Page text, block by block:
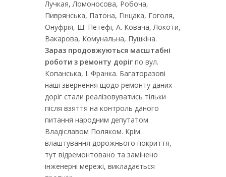
Лучкая, Ломоносова, Робоча,
Пиврянська, Патона, Гінцака, Гоголя,
Онуфрія, Ш. Петефі, А. Ковача, Локоти,
Вакарова, Комунальна, Пушкіна.
Зараз продовжуються масштабні
роботи з ремонту доріг по вул.
Копанська, І. Франка. Багаторазові
наші звернення щодо ремонту даних
доріг стали реалізовуватись тільки
після взяття на контроль даного
питання народним депутатом
Владіславом Поляком. Крім
влаштування дорожнього покриття,
тут відремонтовано та замінено
інженерні мережі, викладається